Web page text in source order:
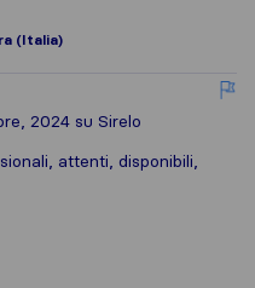
(Italia)
2024 su Sirelo
attenti, disponibili,